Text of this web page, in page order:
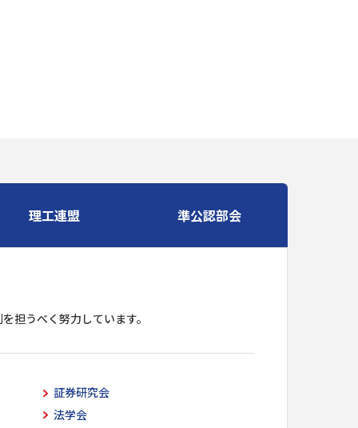
理工連盟 準公認部会
担うべく努力しています。
証券研究会
法学会